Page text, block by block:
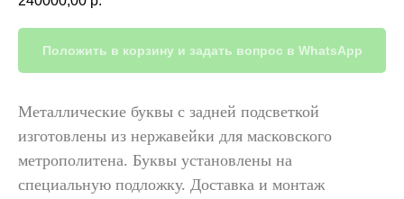
Положить в корзину и задать вопрос в WhatsApp
Металлические буквы с задней подсветкой
изготовлены из нержавейки для масковского
метрополитена. Буквы установлены на
специальную подложку. Доставка и монтаж